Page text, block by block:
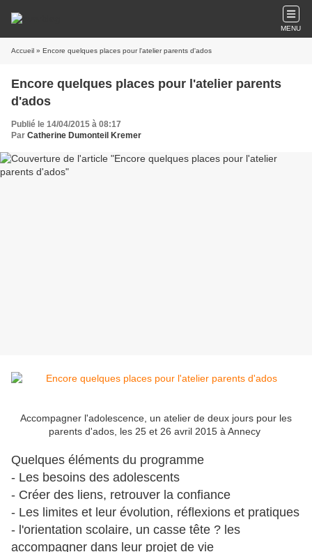
MENU
Accueil » Encore quelques places pour l'atelier parents d'ados
Encore quelques places pour l'atelier parents
d'ados
Publié le 14/04/2015 à 08:17
Par Catherine Dumonteil Kremer
Accompagner l'adolescence, un atelier de deux jours pour les
parents d'ados, les 25 et 26 avril 2015 à Annecy
Quelques éléments du programme
- Les besoins des adolescents
- Créer des liens, retrouver la confiance
- Les limites et leur évolution, réflexions et pratiques
- l'orientation scolaire, un casse tête ? les
accompagner dans leur projet de vie